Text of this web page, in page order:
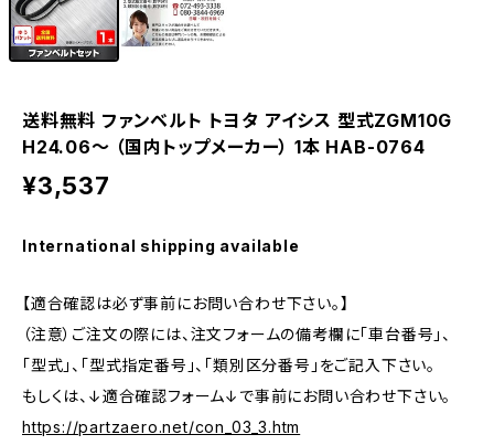
送料無料 ファンベルト トヨタ アイシス 型式ZGM10G
H24.06～ （国内トップメーカー） 1本 HAB-0764
¥3,537
International shipping available
【適合確認は必ず事前にお問い合わせ下さい。】
（注意）ご注文の際には、注文フォームの備考欄に「車台番号」、
「型式」、「型式指定番号」、「類別区分番号」をご記入下さい。
もしくは、↓適合確認フォーム↓で事前にお問い合わせ下さい。
https://partzaero.net/con_03_3.htm